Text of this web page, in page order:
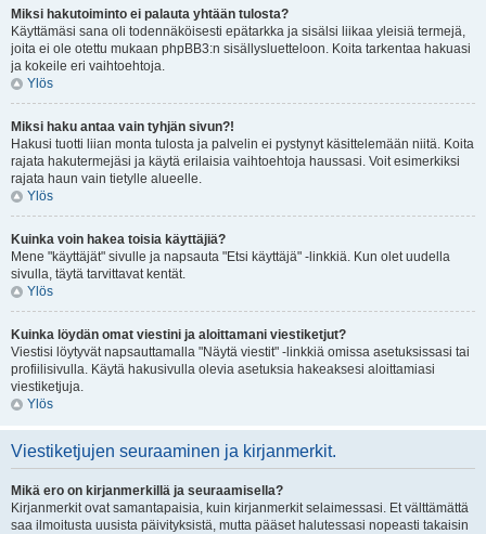
Miksi hakutoiminto ei palauta yhtään tulosta?
Käyttämäsi sana oli todennäköisesti epätarkka ja sisälsi liikaa yleisiä termejä,
joita ei ole otettu mukaan phpBB3:n sisällysluetteloon. Koita tarkentaa hakuasi
ja kokeile eri vaihtoehtoja.
Ylös
Miksi haku antaa vain tyhjän sivun?!
Hakusi tuotti liian monta tulosta ja palvelin ei pystynyt käsittelemään niitä. Koita
rajata hakutermejäsi ja käytä erilaisia vaihtoehtoja haussasi. Voit esimerkiksi
rajata haun vain tietylle alueelle.
Ylös
Kuinka voin hakea toisia käyttäjiä?
Mene "käyttäjät" sivulle ja napsauta "Etsi käyttäjä" -linkkiä. Kun olet uudella
sivulla, täytä tarvittavat kentät.
Ylös
Kuinka löydän omat viestini ja aloittamani viestiketjut?
Viestisi löytyvät napsauttamalla "Näytä viestit" -linkkiä omissa asetuksissasi tai
profiilisivulla. Käytä hakusivulla olevia asetuksia hakeaksesi aloittamiasi
viestiketjuja.
Ylös
Viestiketjujen seuraaminen ja kirjanmerkit.
Mikä ero on kirjanmerkillä ja seuraamisella?
Kirjanmerkit ovat samantapaisia, kuin kirjanmerkit selaimessasi. Et välttämättä
saa ilmoitusta uusista päivityksistä, mutta pääset halutessasi nopeasti takaisin